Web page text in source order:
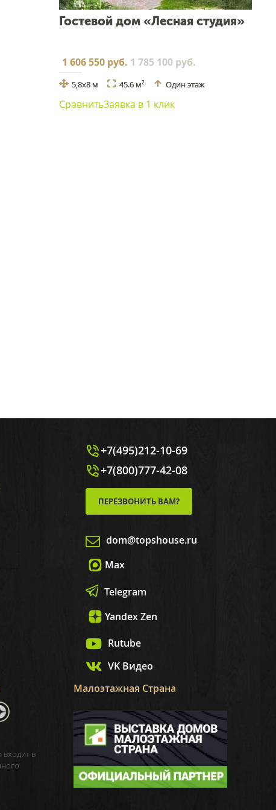
Гостевой дом «Лесная студия»
1 606 550 руб. 1 785 100 руб.
5,8x8 м 45.6 м2 Один этаж
СравнитьЗаявка в 1 клик
+7(495)212-10-69
+7(800)777-42-08
ПЕРЕЗВОНИТЬ ВАМ?
dom@topshouse.ru
Max
Telegram
Yandex Zen
Rutube
VK Видео
входит в
Малоэтажная Страна